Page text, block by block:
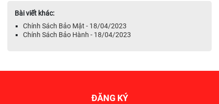
Bài viết khác:
Chính Sách Bảo Mật - 18/04/2023
Chính Sách Bảo Hành - 18/04/2023
ĐĂNG KÝ